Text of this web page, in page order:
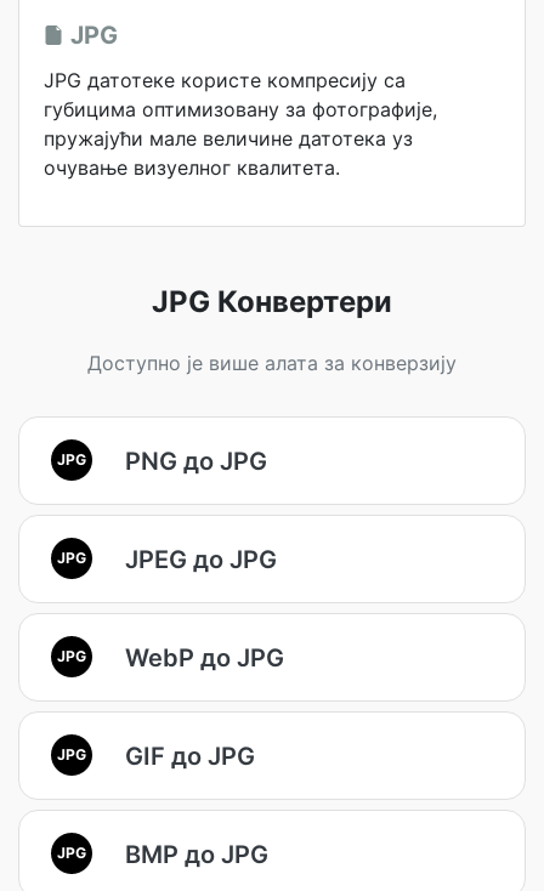
JPG
JPG датотеке користе компресију са
губицима оптимизовану за фотографије,
пружајући мале величине датотека уз
очување визуелног квалитета.
JPG Конвертери
Доступно је више алата за конверзију
JPG PNG до JPG
JPG JPEG до JPG
JPG WebP до JPG
JPG GIF до JPG
JPG BMP до JPG